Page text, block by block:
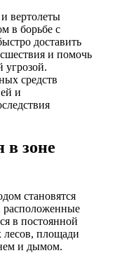
вертолеты
в борьбе с
доставить
и помочь
угрозой.
средств
и
в зоне
становятся
расположенные
в постоянной
лесов, площади
и дымом.